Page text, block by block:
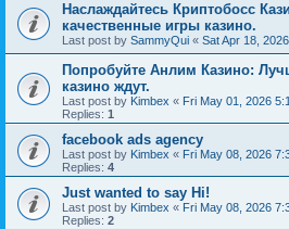
Наслаждайтесь Криптобосс
качественные игры казино.
Last post by SammyQui « Sat Apr 18,
Попробуйте Анлим Казино:
казино ждут.
Last post by Kimbex « Fri May 01, 2026
Replies: 1
facebook ads agency
Last post by Kimbex « Fri May 08, 2026
Replies: 4
Just wanted to say Hi!
Last post by Kimbex « Fri May 08, 2026
Replies: 2